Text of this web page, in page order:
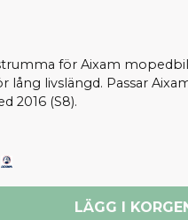
för Aixam
lång livslängd. Passar
2016 (S8).
LÄGG I